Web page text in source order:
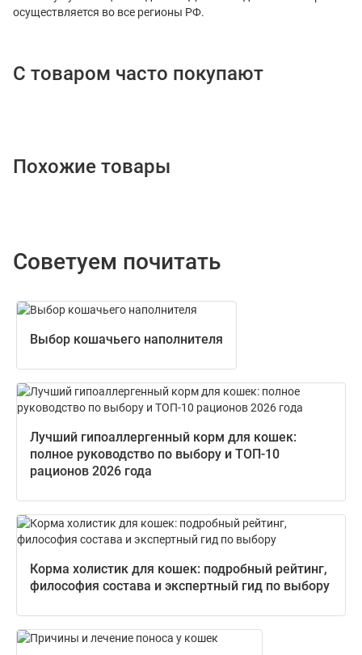
осуществляется во все регионы РФ.
С товаром часто покупают
Похожие товары
Советуем почитать
Выбор кошачьего наполнителя
Лучший гипоаллергенный корм для кошек:
полное руководство по выбору и ТОП-10
рационов 2026 года
Корма холистик для кошек: подробный рейтинг,
философия состава и экспертный гид по выбору